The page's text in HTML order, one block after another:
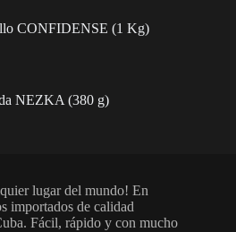
CONFIDENSE (1 Kg)
NEZKA (380 g)
lugar del mundo! En
importados de calidad
Fácil, rápido y con mucho